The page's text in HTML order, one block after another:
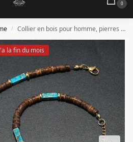
0
/ Collier en bois pour homme, pierres naturelles turquoises
la fin du mois